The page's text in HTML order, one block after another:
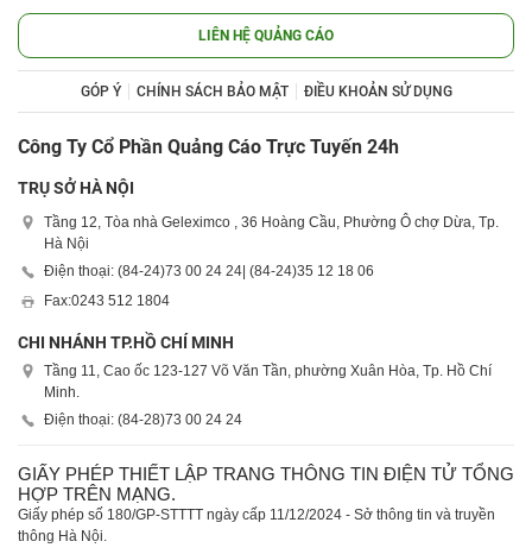
LIÊN HỆ QUẢNG CÁO
GÓP Ý CHÍNH SÁCH BẢO MẬT ĐIỀU KHOẢN SỬ DỤNG
Công Ty Cổ Phần Quảng Cáo Trực Tuyến 24h
TRỤ SỞ HÀ NỘI
Tầng 12, Tòa nhà Geleximco , 36 Hoàng Cầu, Phường Ô chợ Dừa, Tp.
Hà Nội
Điện thoại: (84-24)73 00 24 24 | (84-24)35 12 18 06
Fax:0243 512 1804
CHI NHÁNH TP.HỒ CHÍ MINH
Tầng 11, Cao ốc 123-127 Võ Văn Tần, phường Xuân Hòa, Tp. Hồ Chí
Minh.
Điện thoại: (84-28)73 00 24 24
GIẤY PHÉP THIẾT LẬP TRANG THÔNG TIN ĐIỆN TỬ TỔNG
HỢP TRÊN MẠNG.
Giấy phép số 180/GP-STTTT ngày cấp 11/12/2024 - Sở thông tin và truyền
thông Hà Nội.